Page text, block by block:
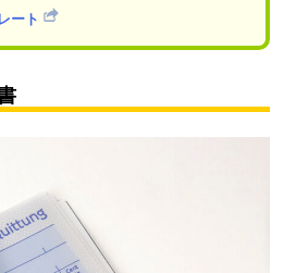
ート